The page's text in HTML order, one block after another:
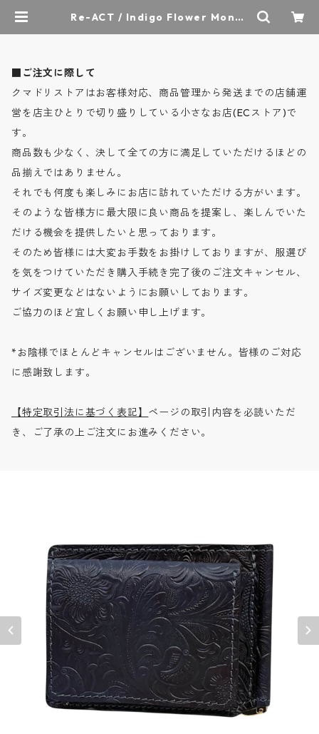
Re-ACT / Indigo Flower Money
■ご注文に際して
クマドリストアはお客様対応、商品管理から発送までの店舗運
営を店主ひとりで切り盛りしている小さなお店(ECストア)で
す。
商品数も少なく、決して全ての方に満足していただけるほどの
品揃えではありません。
それでも何度も楽しみにお店に訪れていただける方がいます。
そのような皆様方に最大限に良い商品を提案し、楽しんでいた
だける機会を提供したいと思っております。
そのため皆様には大変お手数をお掛けしておりますが、服選び
を気をつけていただき購入手続き完了後のご注文キャンセル、
サイズ変更などはないようにお願いしております。
ご協力のほど宜しくお願い申し上げます。
*お陰様でほとんどキャンセルはございません。皆様のご対応
に感謝致します。
【特定取引法に基づく表記】 ページの取引内容を必読いただ
き、ご了承の上ご注文にお進みください。